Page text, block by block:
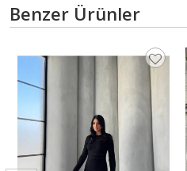
Benzer Ürünler